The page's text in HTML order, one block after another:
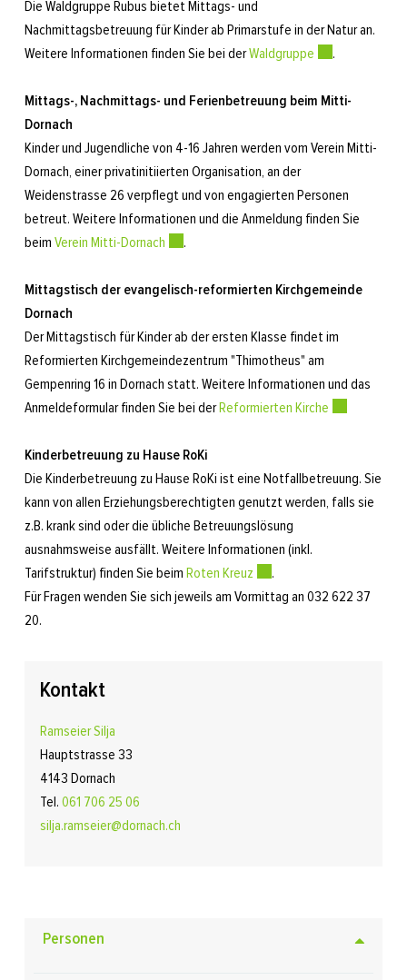
Die Waldgruppe Rubus bietet Mittags- und
Nachmittagsbetreuung für Kinder ab Primarstufe in der Natur an.
Weitere Informationen finden Sie bei derWaldgruppe Externer Link
.
Mittags-, Nachmittags- und Ferienbetreuung beim Mitti-
Dornach
Kinder und Jugendliche von 4-16 Jahren werden vom Verein Mitti-
Dornach, einer privatinitiierten Organisation, an der
Weidenstrasse 26 verpflegt und von engagierten Personen
betreut. Weitere Informationen und die Anmeldung finden Sie
beim Verein Mitti-Dornach Externer Link wird in einem neuen Fenster
.
Mittagstisch der evangelisch-reformierten Kirchgemeinde
Dornach
Der Mittagstisch für Kinder ab der ersten Klasse findet im
Reformierten Kirchgemeindezentrum "Thimotheus" am
Gempenring 16 in Dornach statt. Weitere Informationen und das
Anmeldeformular finden Sie bei derReformierten Kirche
Kinderbetreuung zu Hause RoKi
Die Kinderbetreuung zu Hause RoKi ist eine Notfallbetreuung. Sie
kann von allen Erziehungsberechtigten genutzt werden, falls sie
z.B. krank sind oder die übliche Betreuungslösung
ausnahmsweise ausfällt. Weitere Informationen (inkl.
Tarifstruktur) finden Sie beim Roten Kreuz Externer Link wird in
.
Für Fragen wenden Sie sich jeweils am Vormittag an 032 622 37
20.
Kontakt
Ramseier Silja
Hauptstrasse 33
4143 Dornach
Tel. 061 706 25 06
silja.ramseier@dornach.ch
Personen